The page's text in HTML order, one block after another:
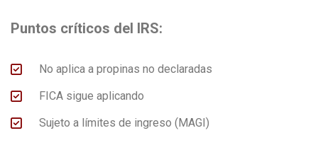
Puntos críticos del IRS:
No aplica a propinas no declaradas
FICA sigue aplicando
Sujeto a límites de ingreso (MAGI)